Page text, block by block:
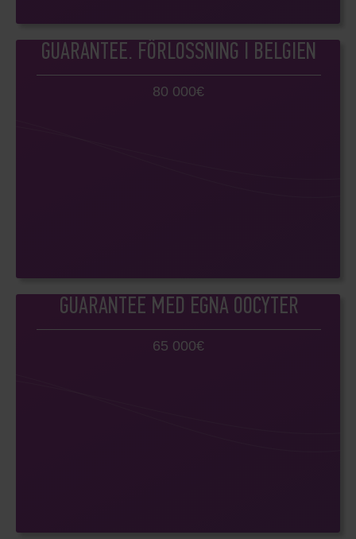
GUARANTEE. FÖRLOSSNING I BELGIEN
80 000€
GUARANTEE MED EGNA OOCYTER
65 000€